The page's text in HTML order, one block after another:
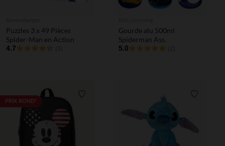
Puzzles 3 x 49 Pièces
Spider-Man en Action
4.7
Gourde alu 500ml
Spiderman Ass.
5.0
PRIX ROND*